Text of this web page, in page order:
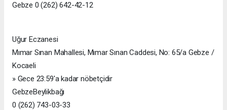
Gebze 0 (262) 642-42-12
Uğur Eczanesi
Mımar Sınan Mahallesi, Mımar Sınan Caddesi, No: 65/a Gebze /
Kocaeli
» Gece 23:59'a kadar nöbetçidir
GebzeBeylikbağı
0 (262) 743-03-33